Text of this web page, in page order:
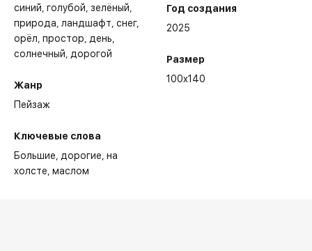
синий, голубой, зелёный,
природа, ландшафт, снег,
орёл, простор, день,
солнечный, дорогой
Жанр
Пейзаж
Ключевые слова
Большие дорогие на
холсте маслом
Год создания
2025
Размер
100x140